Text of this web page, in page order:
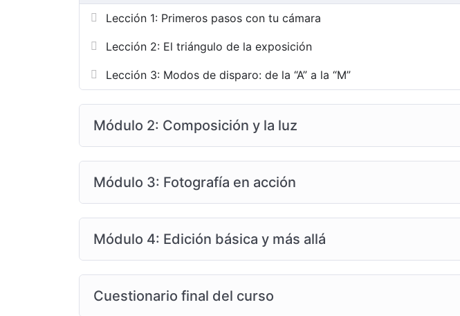
Lección 1: Primeros pasos con tu cámara
Lección 2: El triángulo de la exposición
Lección 3: Modos de disparo: de la “A” a la “M”
Módulo 2: Composición y la luz
Módulo 3: Fotografía en acción
Módulo 4: Edición básica y más allá
Cuestionario final del curso